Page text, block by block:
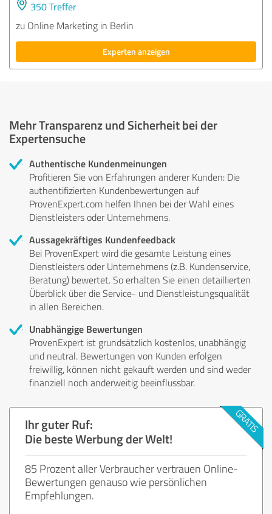
350 Treffer
zu Online Marketing in Berlin
Experten anzeigen
Mehr Transparenz und Sicherheit bei der
Expertensuche
Authentische Kundenmeinungen
Profitieren Sie von Erfahrungen anderer Kunden: Die
authentifizierten Kundenbewertungen auf
ProvenExpert.com helfen Ihnen bei der Wahl eines
Dienstleisters oder Unternehmens.
Aussagekräftiges Kundenfeedback
Bei ProvenExpert wird die gesamte Leistung eines
Dienstleisters oder Unternehmens (z.B. Kundenservice,
Beratung) bewertet. So erhalten Sie einen detaillierten
Überblick über die Service- und Dienstleistungsqualität
in allen Bereichen.
Unabhängige Bewertungen
ProvenExpert ist grundsätzlich kostenlos, unabhängig
und neutral. Bewertungen von Kunden erfolgen
freiwillig, können nicht gekauft werden und sind weder
finanziell noch anderweitig beeinflussbar.
Ihr guter Ruf:
Die beste Werbung der Welt!
85 Prozent aller Verbraucher vertrauen Online-
Bewertungen genauso wie persönlichen
Empfehlungen.